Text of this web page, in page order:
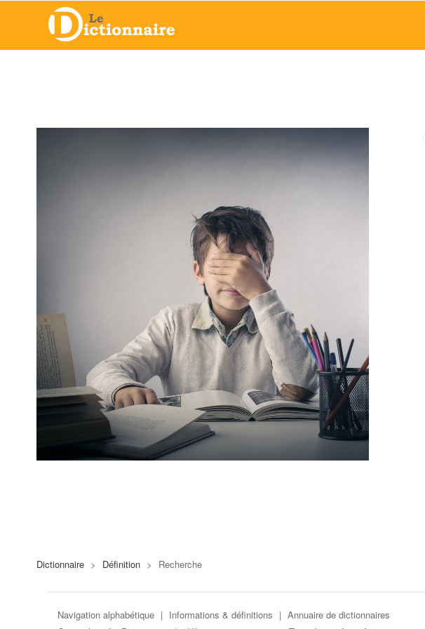
Dictionnaire > Définition > Recherche
Navigation alphabétique | Informations & définitions | Annuaire de dictionnaires